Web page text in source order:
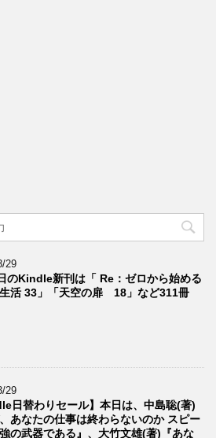
29
のKindle新刊は「 Re：ゼロから始める
活 33」「天空の扉 18」など311冊
29
日替わりセール】本日は、中島聡(著)
、あなたの仕事は終わらないのか スピー
強の武器である』、大竹文雄(著)『あな